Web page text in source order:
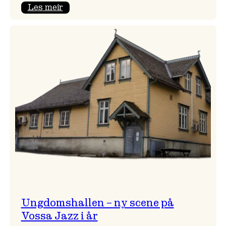
Les meir:
opningskonsert!
Ungdomshallen – ny scene på
Vossa Jazz i år